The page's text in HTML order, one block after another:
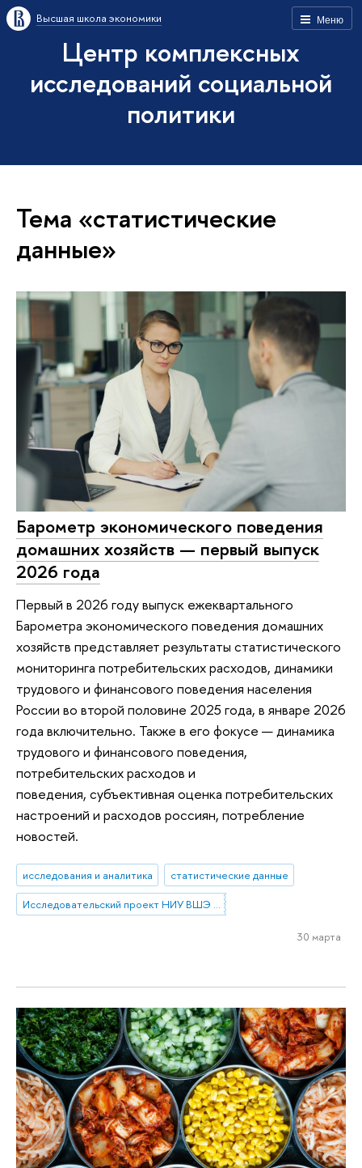
Меню
Высшая школа экономики
Центр комплексных
исследований социальной
политики
Тема «статистические
данные»
Барометр экономического поведения
домашних хозяйств — первый выпуск
2026 года
Первый в 2026 году выпуск ежеквартального
Барометра экономического поведения домашних
хозяйств представляет результаты статистического
мониторинга потребительских расходов, динамики
трудового и финансового поведения населения
России во второй половине 2025 года, в январе 2026
года включительно. Также в его фокусе — динамика
трудового и финансового поведения,
потребительских расходов и
поведения, субъективная оценка потребительских
настроений и расходов россиян, потребление
новостей.
исследования и аналитика
статистические данные
Исследовательский проект НИУ ВШЭ «Экономическое поведение домашних хозяйств»
30 марта